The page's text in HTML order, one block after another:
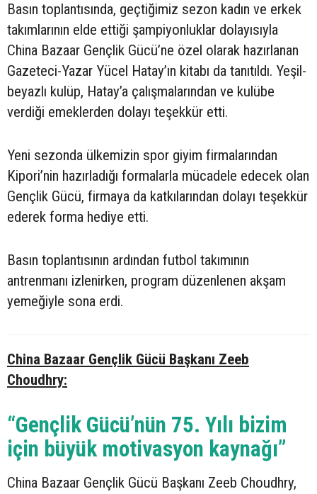
Basın toplantısında, geçtiğimiz sezon kadın ve erkek
takımlarının elde ettiği şampiyonluklar dolayısıyla
China Bazaar Gençlik Gücü’ne özel olarak hazırlanan
Gazeteci-Yazar Yücel Hatay’ın kitabı da tanıtıldı. Yeşil-
beyazlı kulüp, Hatay’a çalışmalarından ve kulübe
verdiği emeklerden dolayı teşekkür etti.
Yeni sezonda ülkemizin spor giyim firmalarından
Kipori’nin hazırladığı formalarla mücadele edecek olan
Gençlik Gücü, firmaya da katkılarından dolayı teşekkür
ederek forma hediye etti.
Basın toplantısının ardından futbol takımının
antrenmanı izlenirken, program düzenlenen akşam
yemeğiyle sona erdi.
China Bazaar Gençlik Gücü Başkanı Zeeb
Choudhry:
“Gençlik Gücü’nün 75. Yılı bizim
için büyük motivasyon kaynağı”
China Bazaar Gençlik Gücü Başkanı Zeeb Choudhry,